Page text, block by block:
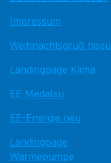
Impressum
Weihnachtsgruß hissu
Landingpage Klima
EE Medatsu
EE-Energie neu
Landingpage
Wärmepumpe